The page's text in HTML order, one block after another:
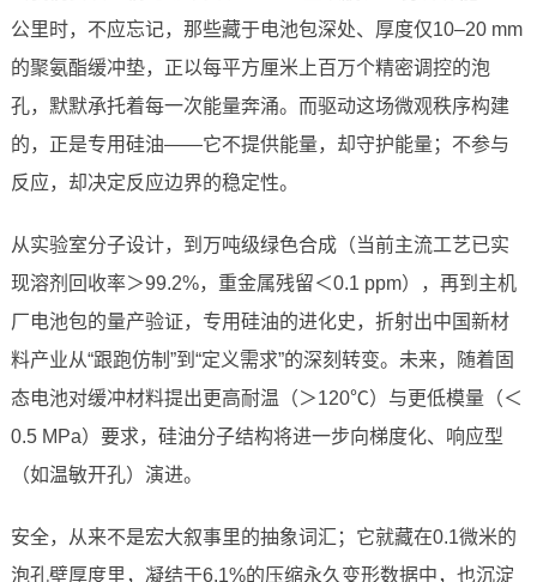
公里时，不应忘记，那些藏于电池包深处、厚度仅10–20 mm
的聚氨酯缓冲垫，正以每平方厘米上百万个精密调控的泡
孔，默默承托着每一次能量奔涌。而驱动这场微观秩序构建
的，正是专用硅油——它不提供能量，却守护能量；不参与
反应，却决定反应边界的稳定性。
从实验室分子设计，到万吨级绿色合成（当前主流工艺已实
现溶剂回收率＞99.2%，重金属残留＜0.1 ppm），再到主机
厂电池包的量产验证，专用硅油的进化史，折射出中国新材
料产业从“跟跑仿制”到“定义需求”的深刻转变。未来，随着固
态电池对缓冲材料提出更高耐温（＞120℃）与更低模量（＜
0.5 MPa）要求，硅油分子结构将进一步向梯度化、响应型
（如温敏开孔）演进。
安全，从来不是宏大叙事里的抽象词汇；它就藏在0.1微米的
泡孔壁厚度里，凝结于6.1%的压缩永久变形数据中，也沉淀